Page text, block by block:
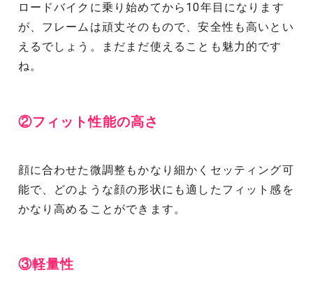
ロードバイクに乗り始めてから10年目になります
が、フレームは頑丈そのもので、安全性も高いとい
えるでしょう。まだまだ使えることも魅力的です
ね。
②フィット性能の高さ
顔に合わせた微調整もかなり細かくセッティング可
能で、どのような顔の形状にも適したフィット感を
かなり高めることができます。
③軽量性